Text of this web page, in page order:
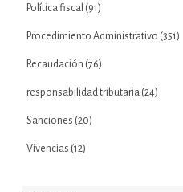
Política fiscal (91)
Procedimiento Administrativo (351)
Recaudación (76)
responsabilidad tributaria (24)
Sanciones (20)
Vivencias (12)